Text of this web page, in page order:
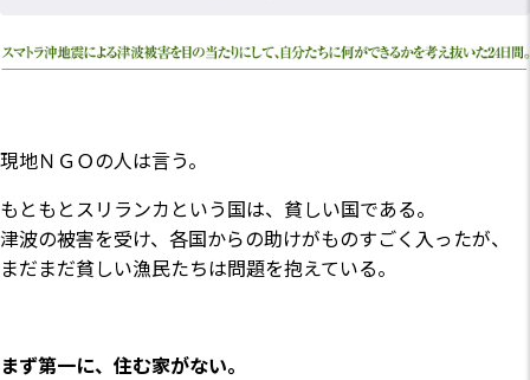
現地ＮＧＯの人は言う。
もともとスリランカという国は、貧しい国である。
津波の被害を受け、各国からの助けがものすごく入ったが、
まだまだ貧しい漁民たちは問題を抱えている。
まず第一に、住む家がない。